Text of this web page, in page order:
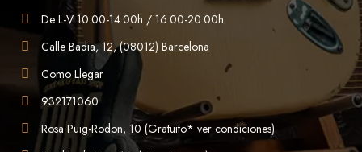
De L-V 10:00-14:00h / 16:00-20:00h
Calle Badia, 12, (08012) Barcelona
Como Llegar
932171060
Rosa Puig-Rodon, 10 (Gratuito* ver condiciones)